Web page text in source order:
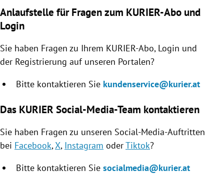
Untermenü
Untermenü
Anlaufstelle für Fragen zum KURIER-Abo und
Login
Sie haben Fragen zu Ihrem KURIER-Abo, Login und
der Registrierung auf unseren Portalen?
Bitte kontaktieren Sie kundenservice@kurier.at
Das KURIER Social-Media-Team kontaktieren
Sie haben Fragen zu unseren Social-Media-Auftritten
bei Facebook, X, Instagram oderTiktok?
Bitte kontaktieren Sie socialmedia@kurier.at